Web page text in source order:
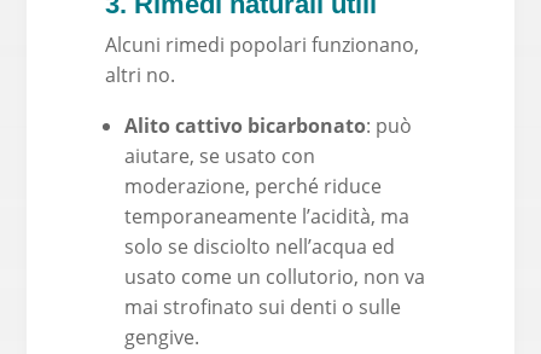
Alcuni rimedi popolari funzionano,
altri no.
Alito cattivo bicarbonato: può
aiutare, se usato con
moderazione, perché riduce
temporaneamente l’acidità, ma
solo se disciolto nell’acqua ed
usato come un collutorio, non va
mai strofinato sui denti o sulle
gengive.